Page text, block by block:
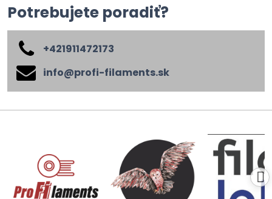
Potrebujete poradiť?
+421911472173
info​@profi-filaments​.sk